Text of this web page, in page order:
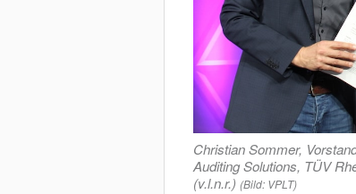
Christian Sommer,
Auditing Solutions, TÜV
(v.l.n.r.) (Bild: VPLT)